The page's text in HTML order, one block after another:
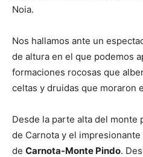
Noia.
Nos hallamos ante un
de altura en el que podemos
formaciones rocosas que
celtas y druidas que moraron
Desde la parte alta del monte
de Carnota y el impresionante
de Carnota-Monte Pindo.